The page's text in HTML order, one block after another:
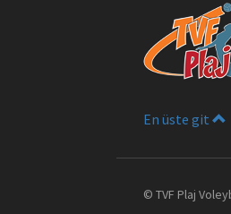
En üste git
© TVF Plaj